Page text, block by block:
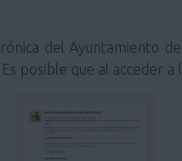
del Ayuntamiento
posible que al acceder